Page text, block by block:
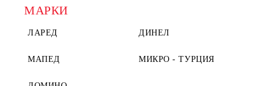
МАРКИ
ЛАРЕД ДИНЕЛ
МАПЕД МИКРО - ТУРЦИЯ